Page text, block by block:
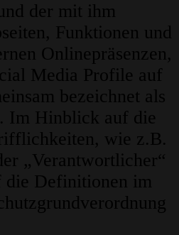
der mit ihm
Funktionen und
Onlinepräsenzen,
Media Profile auf
bezeichnet als
Im Hinblick auf die
wie z.B.
„Verantwortlicher“
die Definitionen im